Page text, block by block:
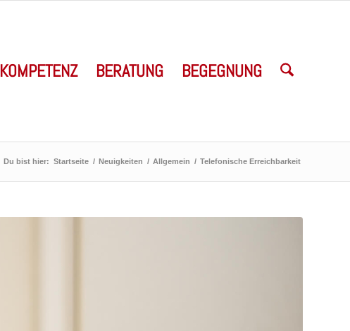
KOMPETENZ BERATUNG BEGEGNUNG
Du bist hier: Startseite / Neuigkeiten / Allgemein / Telefonische Erreichbarkeit